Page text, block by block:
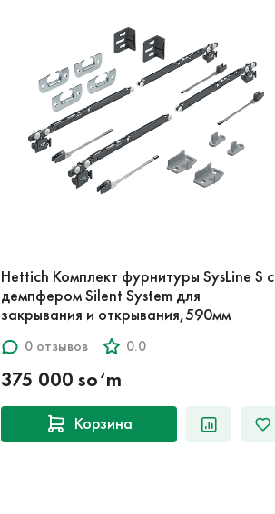
Hettich Комплект фурнитуры SysLine S с
демпфером Silent System для
закрывания и открывания,590мм
0 отзывов 0.0
375 000 so‘m
Корзина